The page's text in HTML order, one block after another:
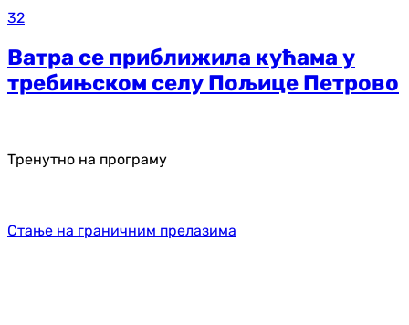
32
Ватра се приближила кућама у
требињском селу Пољице Петрово
Тренутно на програму
Стање на граничним прелазима